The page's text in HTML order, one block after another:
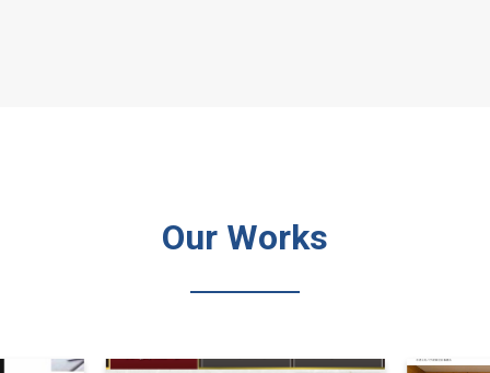
Our Works